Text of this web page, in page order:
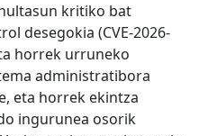
kritiko bat
desegokia (CVE-2026-
horrek urruneko
administratibora
eta horrek ekintza
ingurunea osorik